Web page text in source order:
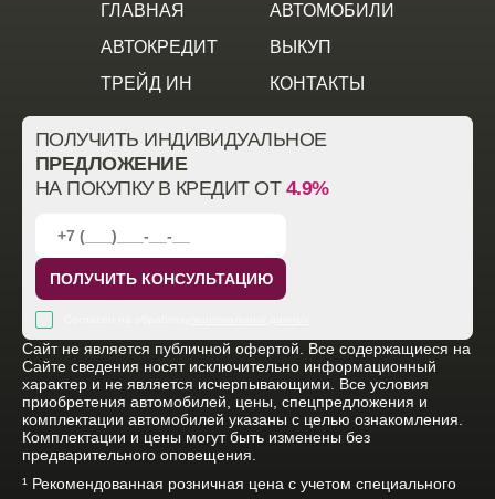
ГЛАВНАЯ
АВТОМОБИЛИ
АВТОКРЕДИТ
ВЫКУП
ТРЕЙД ИН
КОНТАКТЫ
ПОЛУЧИТЬ ИНДИВИДУАЛЬНОЕ
ПРЕДЛОЖЕНИЕ
НА ПОКУПКУ В КРЕДИТ ОТ 4.9%
ПОЛУЧИТЬ КОНСУЛЬТАЦИЮ
Cайт не является публичной офертой. Все содержащиеся на
Сайте сведения носят исключительно информационный
характер и не является исчерпывающими. Все условия
приобретения автомобилей, цены, спецпредложения и
комплектации автомобилей указаны с целью ознакомления.
Комплектации и цены могут быть изменены без
предварительного оповещения.
¹ Рекомендованная розничная цена с учетом специального